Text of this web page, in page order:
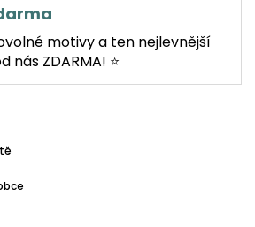
motivy a ten nejlevnější
ZDARMA! ⭐